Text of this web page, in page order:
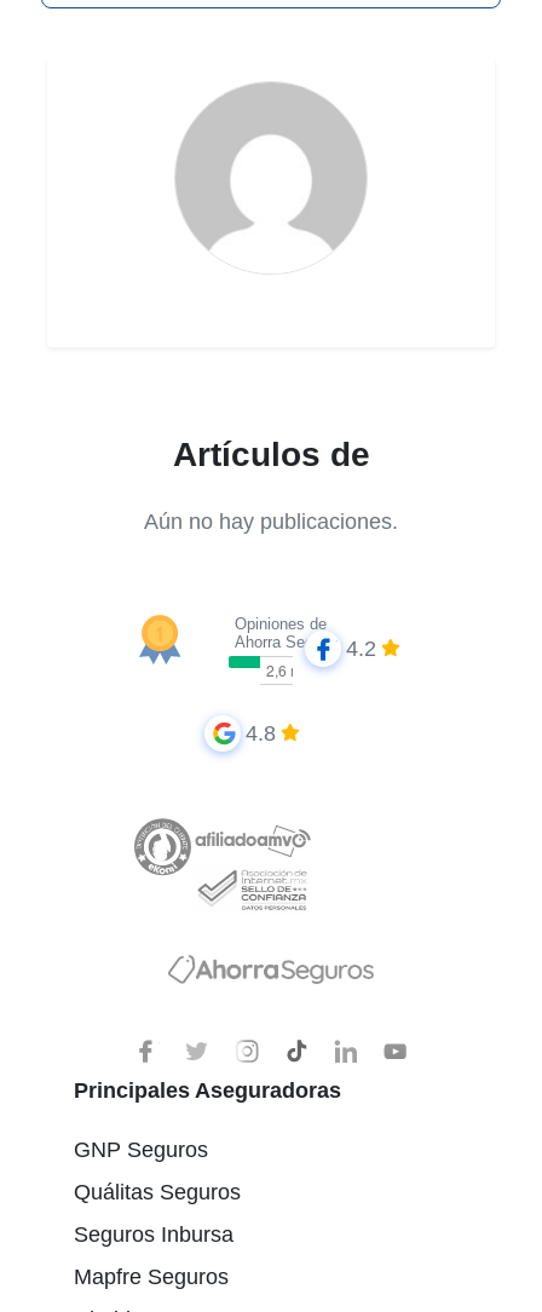
Artículos de
Aún no hay publicaciones.
Opiniones de
Ahorra Seguros 4.2
4.8
Principales Aseguradoras
GNP Seguros
Quálitas Seguros
Seguros Inbursa
Mapfre Seguros